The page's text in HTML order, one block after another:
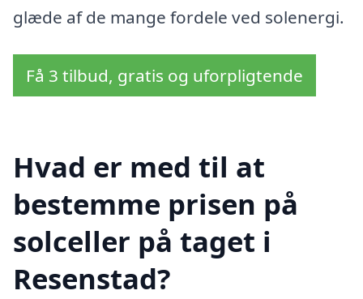
glæde af de mange fordele ved solenergi.
Få 3 tilbud, gratis og uforpligtende
Hvad er med til at
bestemme prisen på
solceller på taget i
Resenstad?